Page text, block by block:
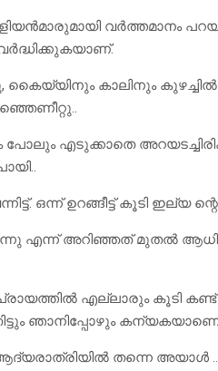
വർത്തമാനം
വർദ്ധിക്കുകയാണ്.
കാലിനും
പോലും എടുക്കാതെ
ഒന്ന് ഉറങ്ങീട്ട് കൂടി ഇല്യ ന്റെ
എന്ന് അറിഞ്ഞത് മുതൽ
എല്ലാരും കൂടി കണ്ട്
ഞാനിപ്പോഴും
തന്നെ